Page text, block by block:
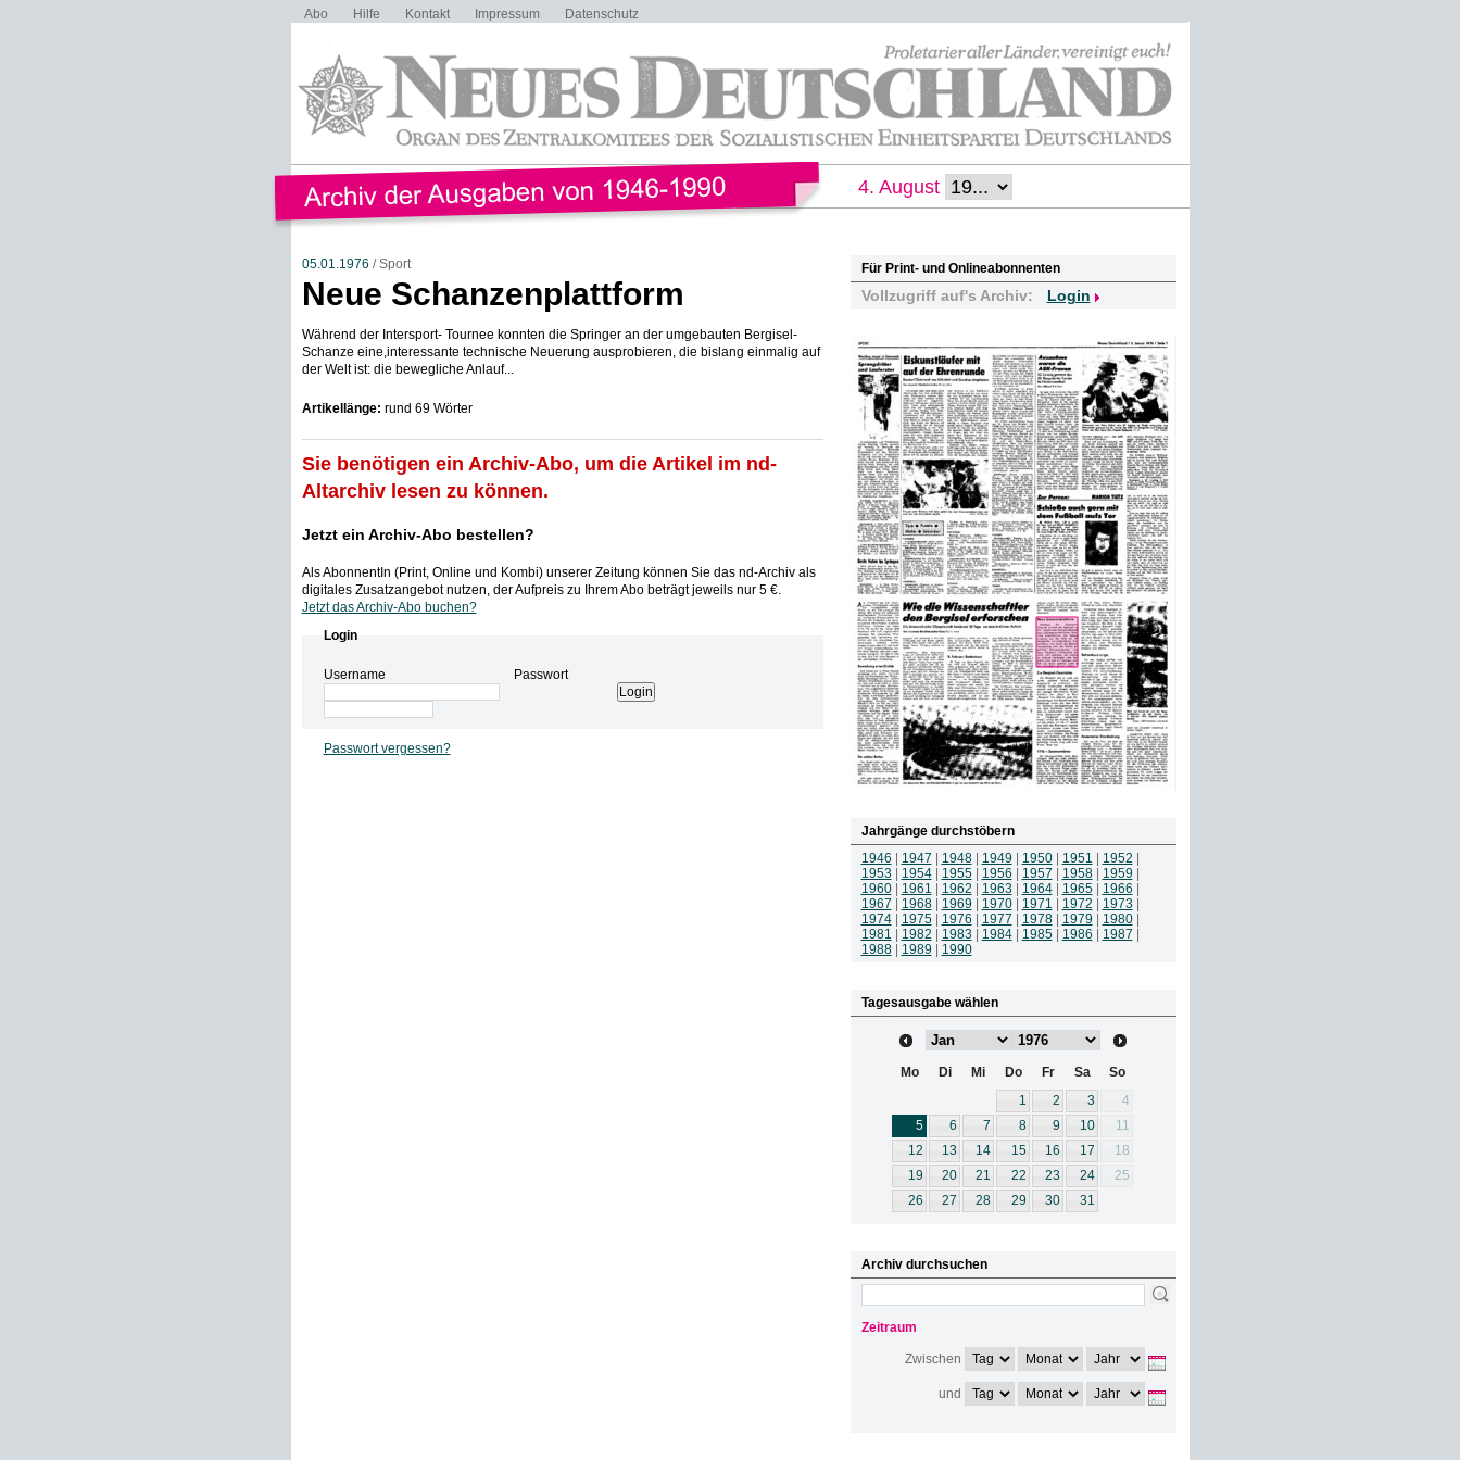
Abo Hilfe Kontakt Impressum Datenschutz
4. August
05.01.1976 / Sport
Neue Schanzenplattform
Während der Intersport- Tournee konnten die Springer an der umgebauten Bergisel-
Schanze eine,interessante technische Neuerung ausprobieren, die bislang einmalig auf
der Welt ist: die bewegliche Anlauf...
Artikellänge: rund 69 Wörter
Sie benötigen ein Archiv-Abo, um die Artikel im nd-
Altarchiv lesen zu können.
Jetzt ein Archiv-Abo bestellen?
Als AbonnentIn (Print, Online und Kombi) unserer Zeitung können Sie das nd-Archiv als
digitales Zusatzangebot nutzen, der Aufpreis zu Ihrem Abo beträgt jeweils nur 5 €.
Jetzt das Archiv-Abo buchen?
Login
Username Passwort
Passwort vergessen?
Für Print- und Onlineabonnenten
Vollzugriff auf's Archiv: Login
Jahrgänge durchstöbern
1946
1947 1948| 1949 1950| 1951 1952
1953
1954| 1955| 1956 1957 1958| 1959
1960| 1961 1962 1963 1964| 1965| 1966
1967
1968| 1969 1970| 1971 1972 1973
1974| 1975| 1976 1977 1978| 1979 1980|
1981
1982 1983 1984| 1985| 1986 1987
1988| 1989 1990
Tagesausgabe wählen
Mo Di Mi Do Fr Sa
So
1
2 3
4
5
6 7 8 9 10
11
12
13 14 15 16 17
18
19
20 21 22 23 24
25
26
27 28 29 30 31
Archiv durchsuchen
Zeitraum
Zwischen
und